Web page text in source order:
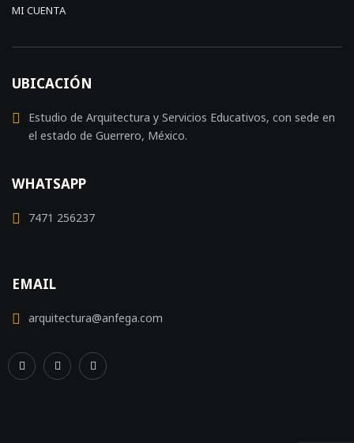
MI CUENTA
UBICACIÓN
Estudio de Arquitectura y Servicios Educativos, con sede en
el estado de Guerrero, México.
WHATSAPP
7471 256237
EMAIL
arquitectura@anfega.com